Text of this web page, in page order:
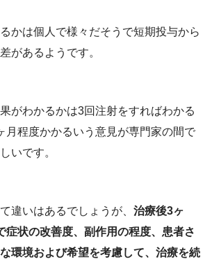
かは個人で様々だそうで短期投与から
があるようです。
がわかるかは3回注射をすればわかる
月程度かかるいう意見が専門家の間で
いです。
違いはあるでしょうが、 治療後3ヶ
症状の改善度、副作用の程度、患者さ
環境および希望を考慮して、治療を続